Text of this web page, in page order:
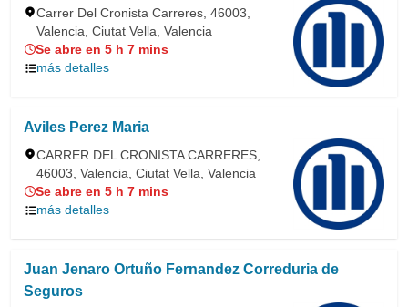
Carrer Del Cronista Carreres, 46003,
Valencia, Ciutat Vella, Valencia
Se abre en 5 h 7 mins
más detalles
Aviles Perez Maria
CARRER DEL CRONISTA CARRERES,
46003, Valencia, Ciutat Vella, Valencia
Se abre en 5 h 7 mins
más detalles
Juan Jenaro Ortuño Fernandez Correduria de
Seguros